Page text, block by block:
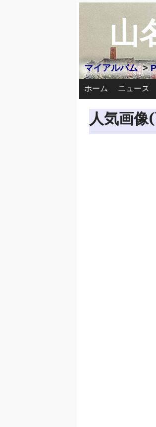
山
マイアルバム>
ホーム ニュース
人気画像